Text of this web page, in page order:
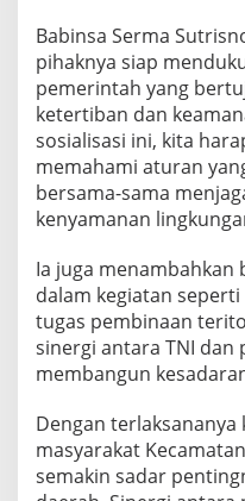
Babinsa Serma
pihaknya siap
pemerintah yang
ketertiban dan
sosialisasi ini, kita
memahami aturan
bersama-sama
kenyamanan
Ia juga menambahkan
dalam kegiatan
tugas pembinaan
sinergi antara TNI
membangun
Dengan
masyarakat
semakin sadar